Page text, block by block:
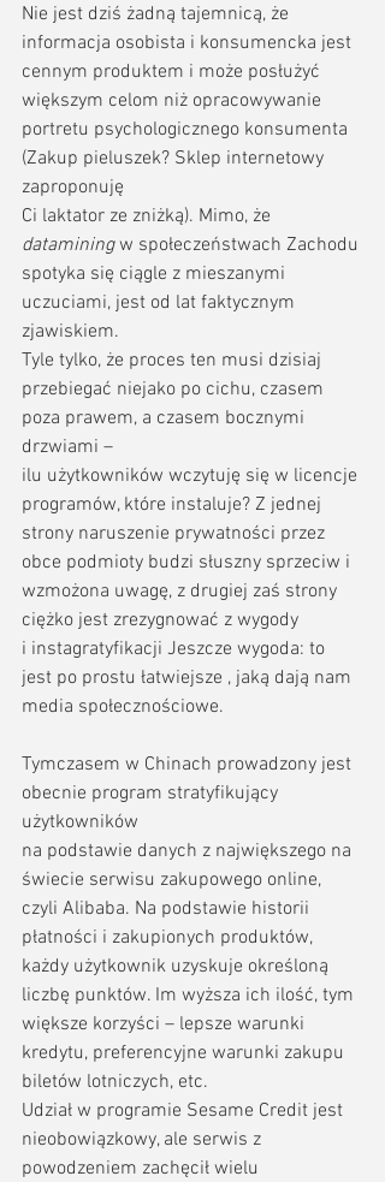
Nie jest dziś żadną tajemnicą, że
informacja osobista i konsumencka jest
cennym produktem i może posłużyć
większym celom niż opracowywanie
portretu psychologicznego konsumenta
(Zakup pieluszek? Sklep internetowy
zaproponuję
Ci laktator ze zniżką). Mimo, że
datamining w społeczeństwach Zachodu
spotyka się ciągle z mieszanymi
uczuciami, jest od lat faktycznym
zjawiskiem.
Tyle tylko, że proces ten musi dzisiaj
przebiegać niejako po cichu, czasem
poza prawem, a czasem bocznymi
drzwiami –
ilu użytkowników wczytuję się w licencje
programów, które instaluje? Z jednej
strony naruszenie prywatności przez
obce podmioty budzi słuszny sprzeciw i
wzmożona uwagę, z drugiej zaś strony
ciężko jest zrezygnować z wygody
i instagratyfikacji Jeszcze wygoda: to
jest po prostu łatwiejsze , jaką dają nam
media społecznościowe.
Tymczasem w Chinach prowadzony jest
obecnie program stratyfikujący
użytkowników
na podstawie danych z największego na
świecie serwisu zakupowego online,
czyli Alibaba. Na podstawie historii
płatności i zakupionych produktów,
każdy użytkownik uzyskuje określoną
liczbę punktów. Im wyższa ich ilość, tym
większe korzyści – lepsze warunki
kredytu, preferencyjne warunki zakupu
biletów lotniczych, etc.
Udział w programie Sesame Credit jest
nieobowiązkowy, ale serwis z
powodzeniem zachęcił wielu